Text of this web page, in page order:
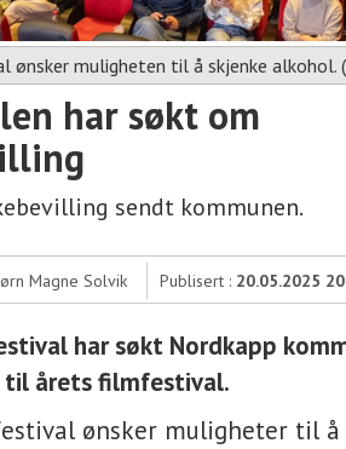
ønsker muligheten til å skjenke alkohol.
har søkt om
sendt kommunen.
Magne Solvik Publisert : 20.05.2025
har søkt Nordkapp
til årets filmfestival.
ønsker muligheter til